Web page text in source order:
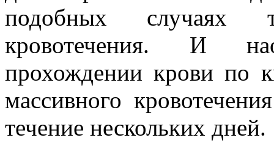
подобных случаях
кровотечения. И
прохождении крови по
массивного
течение нескольких дней.